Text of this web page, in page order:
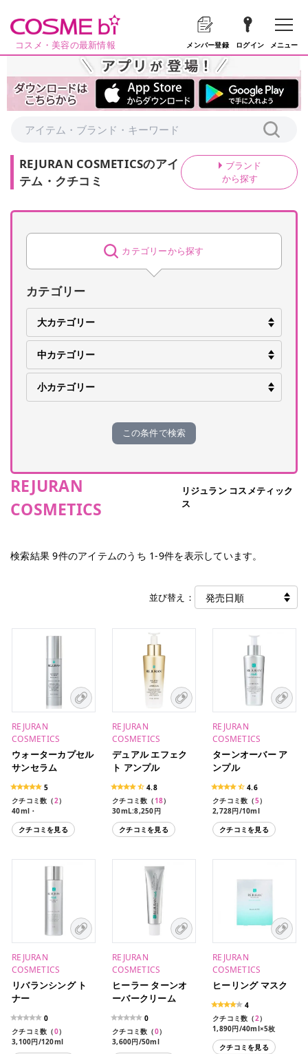
コスメ・美容の最新情報 メンバー登録 ログイン メニュー
REJURAN COSMETICSのアイ
テム・クチコミ
ブランド
から探す
カテゴリーから探す
カテゴリー
この条件で検索
REJURAN
COSMETICS
リジュラン コスメティック
ス
検索結果9件のアイテムのうち 1-9件を表示しています。
並び替え：
REJURAN
COSMETICS
ウォーターカプセル
サンセラム
5
クチコミ数（2）
40ml・
クチコミを見る
REJURAN
COSMETICS
デュアル エフェク
ト アンプル
4.8
クチコミ数（18）
30mL:8,250円
クチコミを見る
REJURAN
COSMETICS
ターンオーバー ア
ンプル
4.6
クチコミ数（5）
2,728円/10ml
クチコミを見る
REJURAN
COSMETICS
リバランシング ト
ナー
0
クチコミ数（0）
3,100円/120ml
REJURAN
COSMETICS
ヒーラー ターンオ
ーバークリーム
0
クチコミ数（0）
3,600円/50ml
REJURAN
COSMETICS
ヒーリング マスク
4
クチコミ数（2）
1,890円/40ml×5枚
クチコミを見る